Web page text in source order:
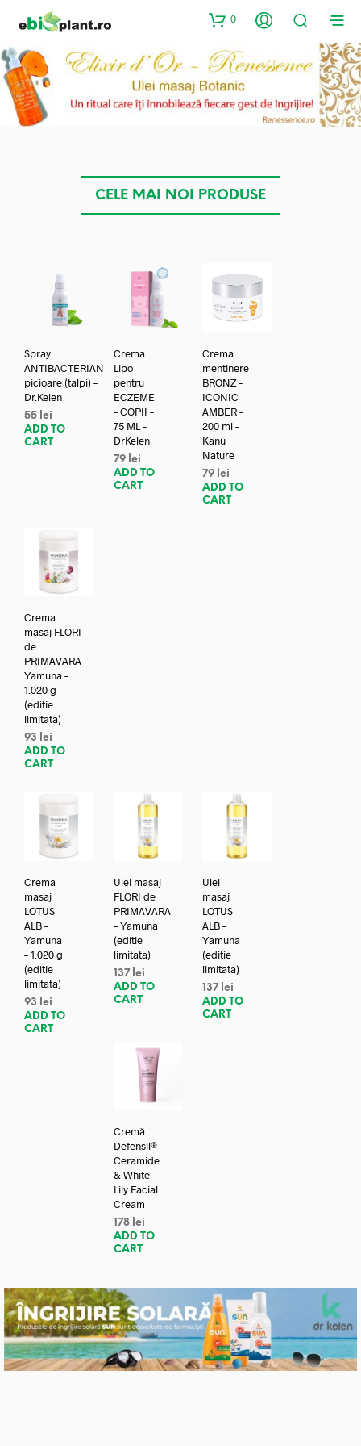
0
CELE MAI NOI PRODUSE
Spray
ANTIBACTERIAN
picioare (talpi) –
Dr.Kelen
55 lei
ADD TO
CART
Crema
Lipo
pentru
ECZEME
– COPII –
75 ML –
DrKelen
79 lei
ADD TO
CART
Crema
mentinere
BRONZ –
ICONIC
AMBER –
200 ml –
Kanu
Nature
79 lei
ADD TO
CART
Crema
masaj FLORI
de
PRIMAVARA-
Yamuna –
1.020 g
(editie
limitata)
93
lei
ADD TO
CART
Crema
masaj
LOTUS
ALB –
Yamuna
– 1.020 g
(editie
limitata)
93
lei
ADD TO
CART
Ulei masaj
FLORI de
PRIMAVARA
– Yamuna
(editie
limitata)
137 lei
ADD TO
CART
Ulei
masaj
LOTUS
ALB –
Yamuna
(editie
limitata)
137 lei
ADD TO
CART
Cremă
Defensil®
Ceramide
& White
Lily Facial
Cream
178 lei
ADD TO
CART